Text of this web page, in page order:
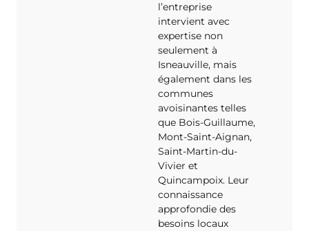
l’entreprise
intervient avec
expertise non
seulement à
Isneauville, mais
également dans les
communes
avoisinantes telles
que Bois-Guillaume,
Mont-Saint-Aignan,
Saint-Martin-du-
Vivier et
Quincampoix. Leur
connaissance
approfondie des
besoins locaux